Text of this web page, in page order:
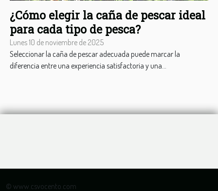
¿Cómo elegir la caña de pescar ideal
para cada tipo de pesca?
Lunes 10 de noviembre de 2025
Seleccionar la caña de pescar adecuada puede marcar la
diferencia entre una experiencia satisfactoria y una...
© www.csvocento.com